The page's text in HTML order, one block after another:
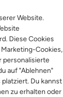
Website.
Diese Cookies
Cookies,
personalisierte
auf "Ablehnen"
Du kannst
zu erhalten oder